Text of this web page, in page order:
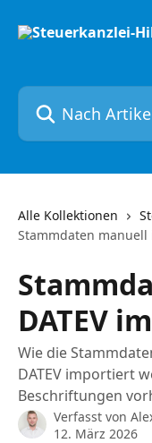
Nach Artikeln
Alle Kollektionen
Stammdaten manuell
DATEV
Wie die
DATEV importiert
Beschriftungen
Verfasst von
12. März 2026